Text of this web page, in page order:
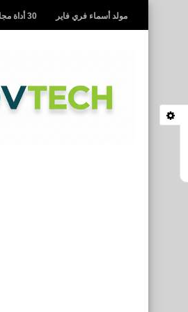
مولد أسماء فري فاير 30 أداة مجانية عبر الإنترنت